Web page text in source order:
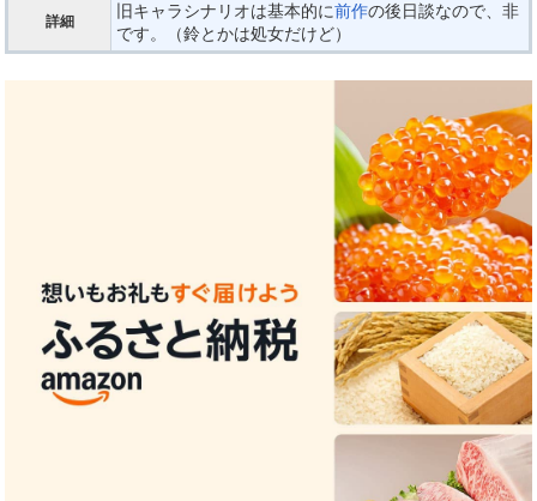
詳細
旧キャラシナリオは基本的に前作の後日談なので、非
です。（鈴とかは処女だけど）